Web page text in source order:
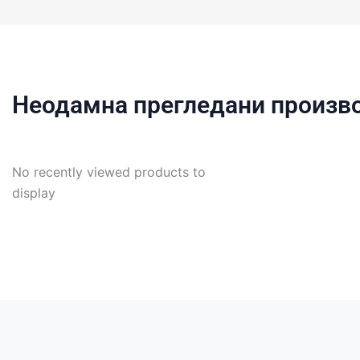
Неодамна прегледани
No recently viewed products to
display